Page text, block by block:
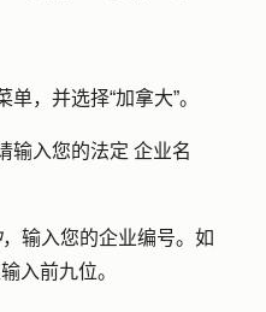
单，并选择“加拿大”。
输入您的法定 企业名
，输入您的企业编号。如
入前九位。